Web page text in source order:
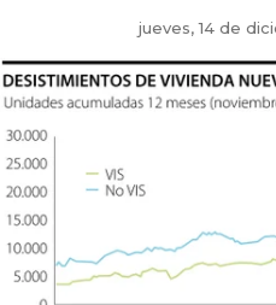
jueves, 14 de